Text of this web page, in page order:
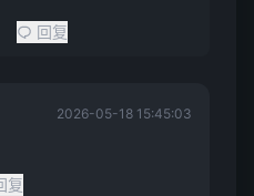
回复
2026-05-18 15:45:03
复